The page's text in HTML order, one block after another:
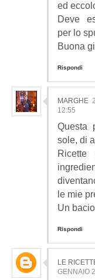
ed
Deve
per lo
Buona
Rispondi
MARGHE
12:55
Questa
sole, di
le mie
Un
Rispondi
LE
GENNAIO